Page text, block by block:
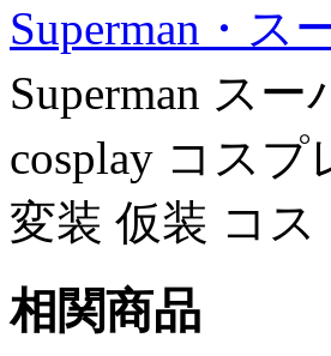
Superman・ス
Superman ス
cosplay コス
変装 仮装 コ
相関商品